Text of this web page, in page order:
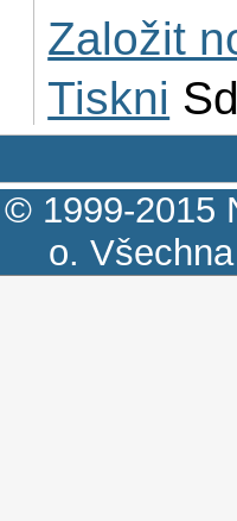
Založit
Tiskni
© 1999-2015
o.